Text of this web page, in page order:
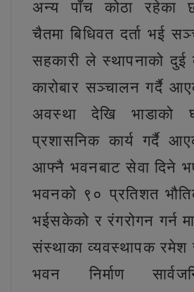
अन्य पाँच कोठा
चैतमा बिधिवत दर्ता भई
सहकारी ले स्थापनाको दुई
कारोबार सञ्चालन गर्दै
अवस्था देखि भाडाको
प्रशासनिक कार्य गर्दै
आफ्नै भवनबाट सेवा दिने
भवनको ९० प्रतिशत
भईसकेको र रंगरोगन गर्न
संस्थाका व्यवस्थापक रमेश
भवन निर्माण